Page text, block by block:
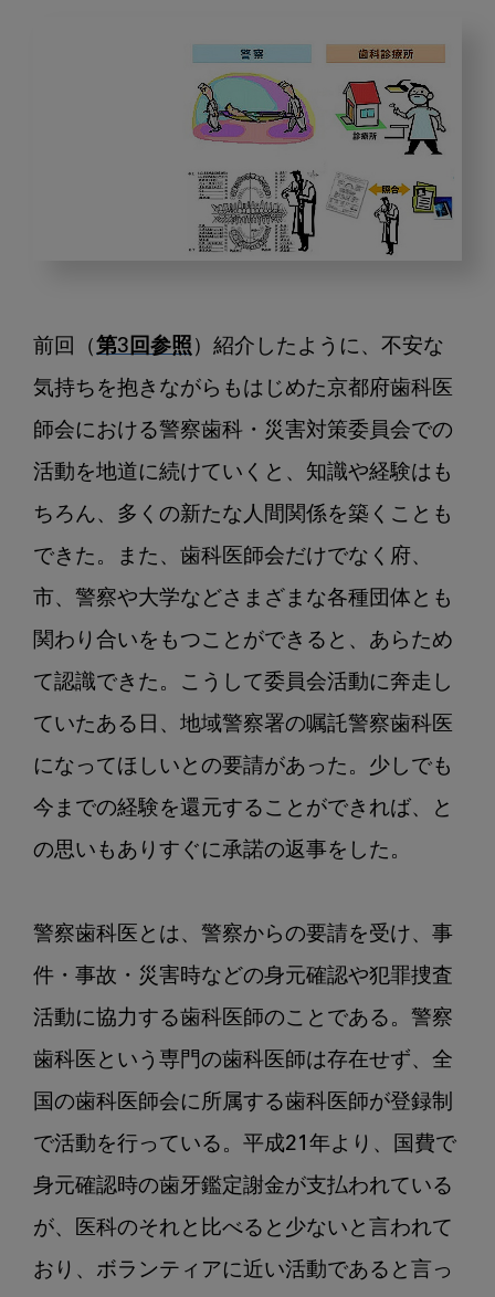
の
た
め
に
察
歯
医
が
き
る
と
―
都
の
歯
科
の
挑
第
4
警
察
ら
前回（ 第3回参照 ）紹介したように、不安な
気持ちを抱きながらもはじめた京都府歯科医
師会における警察歯科・災害対策委員会での
活動を地道に続けていくと、知識や経験はも
ちろん、多くの新たな人間関係を築くことも
できた。また、歯科医師会だけでなく府、
市、警察や大学などさまざまな各種団体とも
関わり合いをもつことができると、あらため
て認識できた。こうして委員会活動に奔走し
ていたある日、地域警察署の嘱託警察歯科医
になってほしいとの要請があった。少しでも
今までの経験を還元することができれば、と
の思いもありすぐに承諾の返事をした。
警察歯科医とは、警察からの要請を受け、事
件・事故・災害時などの身元確認や犯罪捜査
活動に協力する歯科医師のことである。警察
歯科医という専門の歯科医師は存在せず、全
国の歯科医師会に所属する歯科医師が登録制
で活動を行っている。平成21年より、国費で
身元確認時の歯牙鑑定謝金が支払われている
が、医科のそれと比べると少ないと言われて
おり、ボランティアに近い活動であると言っ